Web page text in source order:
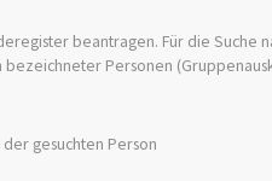
beantragen. Für die
Personen
gesuchten Person